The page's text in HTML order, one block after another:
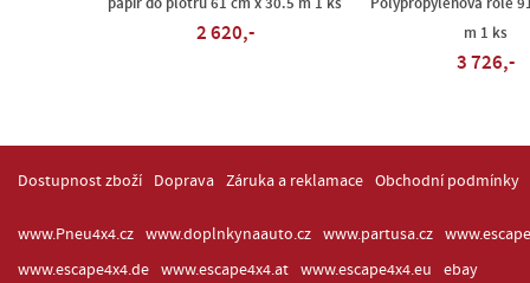
papír do plotru 61 cm x 30.5 m 1 ks
2 620,-
Polypropylenová role
m 1 ks
3 726,-
Dostupnost zboží Doprava Záruka a reklamace Obchodní podmínky
www.Pneu4x4.cz www.doplnkynaauto.cz www.partusa.cz
www.escape4x4.de
www.escape4x4.at www.escape4x4.eu ebay